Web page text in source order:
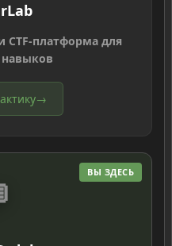
CTF-платформа для
→
ВЫ ЗДЕСЬ